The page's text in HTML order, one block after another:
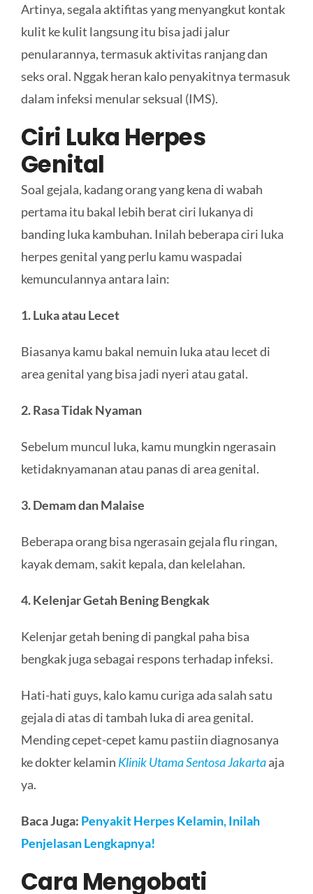
Artinya, segala aktifitas yang menyangkut kontak
kulit ke kulit langsung itu bisa jadi jalur
penularannya, termasuk aktivitas ranjang dan
seks oral. Nggak heran kalo penyakitnya termasuk
dalam infeksi menular seksual (IMS).
Ciri Luka Herpes
Genital
Soal gejala, kadang orang yang kena di wabah
pertama itu bakal lebih berat ciri lukanya di
banding luka kambuhan. Inilah beberapa ciri luka
herpes genital yang perlu kamu waspadai
kemunculannya antara lain:
1. Luka atau Lecet
Biasanya kamu bakal nemuin luka atau lecet di
area genital yang bisa jadi nyeri atau gatal.
2. Rasa Tidak Nyaman
Sebelum muncul luka, kamu mungkin ngerasain
ketidaknyamanan atau panas di area genital.
3. Demam dan Malaise
Beberapa orang bisa ngerasain gejala flu ringan,
kayak demam, sakit kepala, dan kelelahan.
4. Kelenjar Getah Bening Bengkak
Kelenjar getah bening di pangkal paha bisa
bengkak juga sebagai respons terhadap infeksi.
Hati-hati guys, kalo kamu curiga ada salah satu
gejala di atas di tambah luka di area genital.
Mending cepet-cepet kamu pastiin diagnosanya
ke dokter kelamin Klinik Utama Sentosa Jakartaaja
ya.
Baca Juga: Penyakit Herpes Kelamin, Inilah
Penjelasan Lengkapnya!
Cara Mengobati